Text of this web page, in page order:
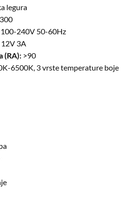
legura
300
100-240V 50-60Hz
12V 3A
(RA): >90
6500K, 3 vrste temperature boje